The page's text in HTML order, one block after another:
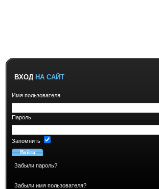
ВХОД НА САЙТ
Имя пользователя
Пароль
Запомнить
Забыли пароль?
Забыли имя пользователя?